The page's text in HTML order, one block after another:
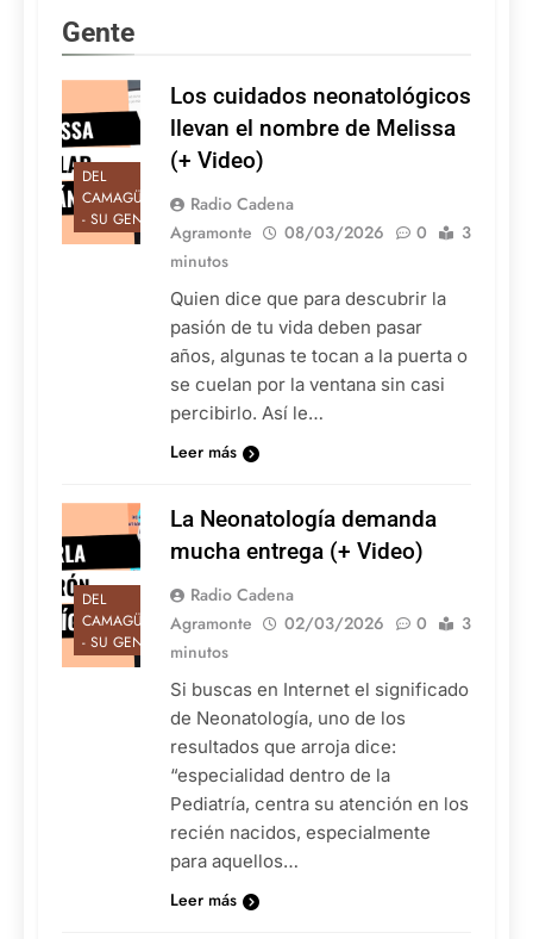
Gente
DEL
CAMAGÜEY
- SU GENTE
Los cuidados neonatológicos
llevan el nombre de Melissa
(+ Video)
Radio Cadena
Agramonte
08/03/2026 0
3
minutos
Quien dice que para descubrir la
pasión de tu vida deben pasar
años, algunas te tocan a la puerta o
se cuelan por la ventana sin casi
percibirlo. Así le…
Leer más
DEL
CAMAGÜEY
- SU GENTE
La Neonatología demanda
mucha entrega (+ Video)
Radio Cadena
Agramonte
02/03/2026 0
3
minutos
Si buscas en Internet el significado
de Neonatología, uno de los
resultados que arroja dice:
“especialidad dentro de la
Pediatría, centra su atención en los
recién nacidos, especialmente
para aquellos…
Leer más